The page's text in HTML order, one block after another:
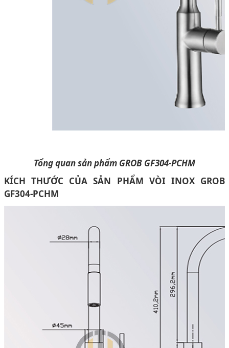
Tổng quan sản phẩm GROB GF304-PCHM
KÍCH THƯỚC CỦA SẢN PHẨM VÒI INOX GROB
GF304-PCHM